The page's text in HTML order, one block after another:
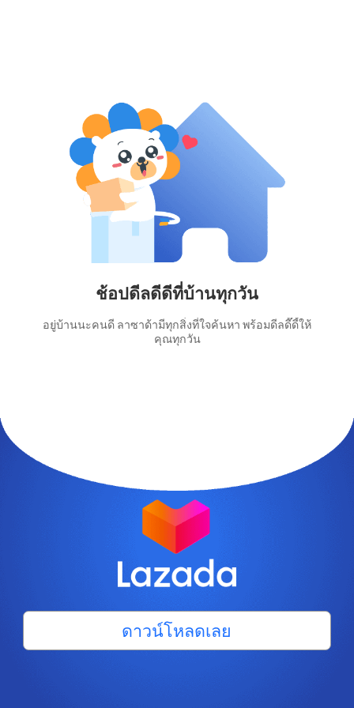
ช้อปดีลดีดีที่บ้านทุกวัน
อยู่บ้านนะคนดี ลาซาด้ามีทุกสิ่งที่ใจค้นหา พร้อมดีลดี๊ดี้ให้
คุณทุกวัน
ดาวน์โหลดเลย